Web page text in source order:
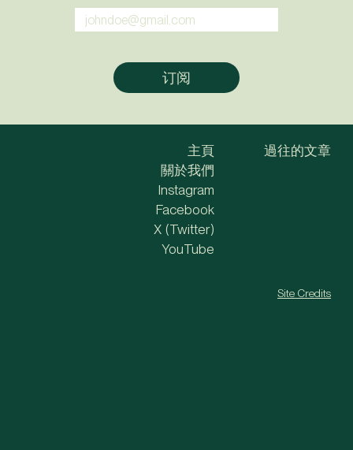
主頁
關於我們
過往的文章
Instagram
Facebook
X (Twitter)
YouTube
Site Credits